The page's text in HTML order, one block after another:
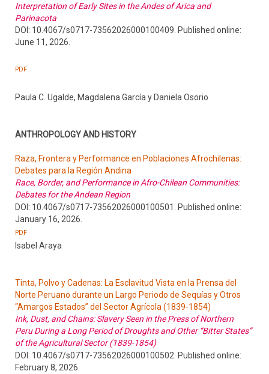
Interpretation of Early Sites in the Andes of Arica and
Parinacota
DOI: 10.4067/s0717-73562026000100409. Published online:
June 11, 2026.
PDF
Paula C. Ugalde, Magdalena García y Daniela Osorio
ANTHROPOLOGY AND HISTORY
Raza, Frontera y Performance en Poblaciones Afrochilenas:
Debates para la Región Andina
Race, Border, and Performance in Afro-Chilean Communities:
Debates for the Andean Region
DOI: 10.4067/s0717-73562026000100501. Published online:
January 16, 2026.
PDF
Isabel Araya
Tinta, Polvo y Cadenas: La Esclavitud Vista en la Prensa del
Norte Peruano durante un Largo Periodo de Sequías y Otros
“Amargos Estados” del Sector Agrícola (1839-1854)
Ink, Dust, and Chains: Slavery Seen in the Press of Northern
Peru During a Long Period of Droughts and Other “Bitter States”
of the Agricultural Sector (1839-1854)
DOI: 10.4067/s0717-73562026000100502. Published online:
February 8, 2026.